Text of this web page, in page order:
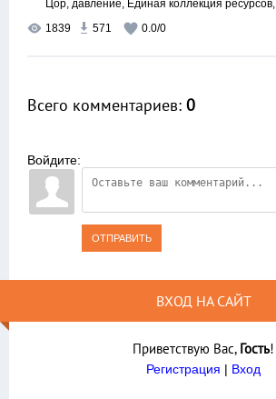
Цор, давление, Единая коллекция ресурсов,
1839
571 0.0/0
Всего комментариев: 0
Войдите:
ОТПРАВИТЬ
ВХОД НА САЙТ
Приветствую Вас, Гость!
Регистрация | Вход